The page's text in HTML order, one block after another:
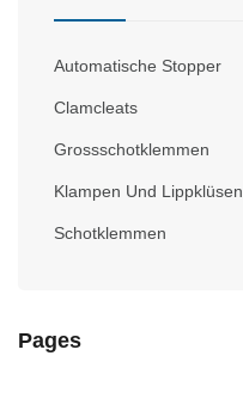
Automatische Stopper
Clamcleats
Grossschotklemmen
Klampen Und Lippklüsen
Schotklemmen
Pages